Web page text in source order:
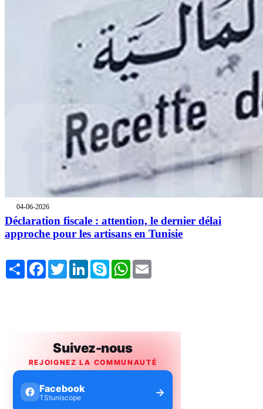
04-06-2026
Déclaration fiscale : attention, le dernier délai
approche pour les artisans en Tunisie
Share FacebookTwitterLinkedInSkype WhatsApp